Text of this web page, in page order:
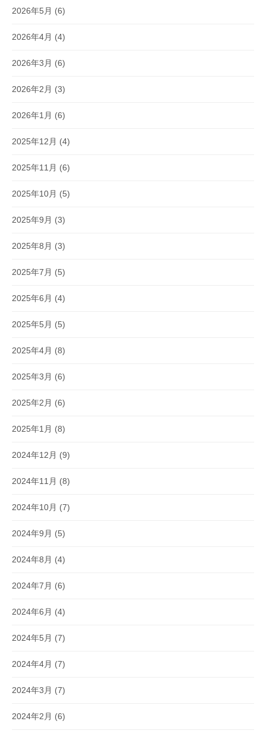
2026年5月 (6)
2026年4月 (4)
2026年3月 (6)
2026年2月 (3)
2026年1月 (6)
2025年12月 (4)
2025年11月 (6)
2025年10月 (5)
2025年9月 (3)
2025年8月 (3)
2025年7月 (5)
2025年6月 (4)
2025年5月 (5)
2025年4月 (8)
2025年3月 (6)
2025年2月 (6)
2025年1月 (8)
2024年12月 (9)
2024年11月 (8)
2024年10月 (7)
2024年9月 (5)
2024年8月 (4)
2024年7月 (6)
2024年6月 (4)
2024年5月 (7)
2024年4月 (7)
2024年3月 (7)
2024年2月 (6)